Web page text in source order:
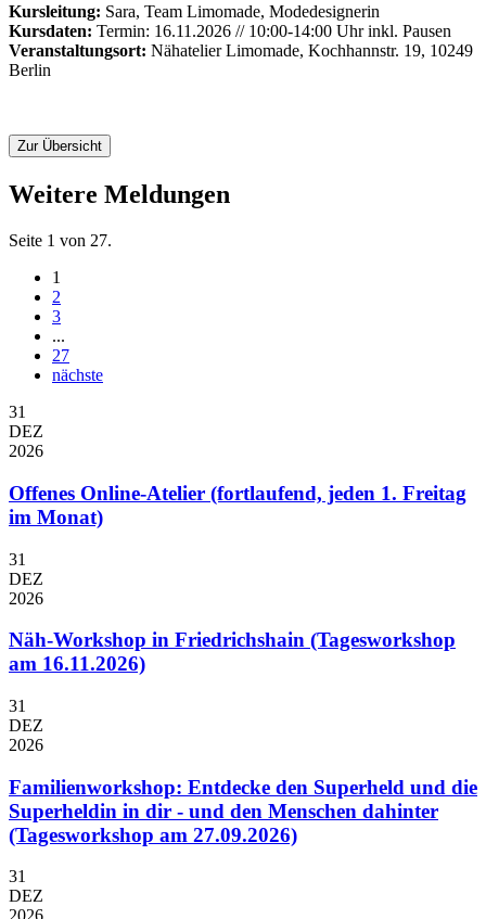
Kursleitung: Sara, Team Limomade, Modedesignerin
Kursdaten: Termin: 16.11.2026 // 10:00-14:00 Uhr inkl. Pausen
Veranstaltungsort: Nähatelier Limomade, Kochhannstr. 19, 10249
Berlin
Zur Übersicht
Weitere Meldungen
Seite 1 von 27.
1
2
3
...
27
nächste
31
DEZ
2026
Offenes Online-Atelier (fortlaufend, jeden 1. Freitag
im Monat)
31
DEZ
2026
Näh-Workshop in Friedrichshain (Tagesworkshop
am 16.11.2026)
31
DEZ
2026
Familienworkshop: Entdecke den Superheld und die
Superheldin in dir - und den Menschen dahinter
(Tagesworkshop am 27.09.2026)
31
DEZ